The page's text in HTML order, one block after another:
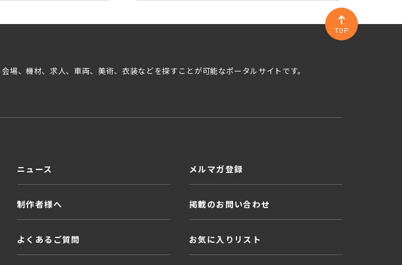
TOP
場、機材、求人、車両、美術、衣装などを探すことが可能なポータルサイトです。
ニュース
制作者様へ
よくあるご質問
メルマガ登録
掲載のお問い合わせ
お気に入りリスト